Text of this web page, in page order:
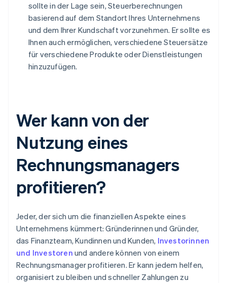
sollte in der Lage sein, Steuerberechnungen
basierend auf dem Standort Ihres Unternehmens
und dem Ihrer Kundschaft vorzunehmen. Er sollte es
Ihnen auch ermöglichen, verschiedene Steuersätze
für verschiedene Produkte oder Dienstleistungen
hinzuzufügen.
Wer kann von der
Nutzung eines
Rechnungsmanagers
profitieren?
Jeder, der sich um die finanziellen Aspekte eines
Unternehmens kümmert: Gründerinnen und Gründer,
das Finanzteam, Kundinnen und Kunden, Investorinnen
und Investoren und andere können von einem
Rechnungsmanager profitieren. Er kann jedem helfen,
organisiert zu bleiben und schneller Zahlungen zu